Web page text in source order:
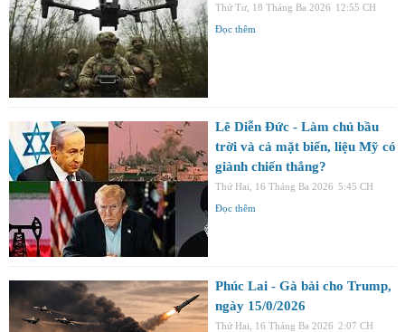
Thứ Tư, 18 Tháng Ba 2026 12:55 CH
Đọc thêm
Lê Diễn Đức - Làm chủ bầu
trời và cả mặt biển, liệu Mỹ có
giành chiến thắng?
Thứ Hai, 16 Tháng Ba 2026 5:45 CH
Đọc thêm
Phúc Lai - Gà bài cho Trump,
ngày 15/0/2026
Thứ Hai, 16 Tháng Ba 2026 2:07 CH